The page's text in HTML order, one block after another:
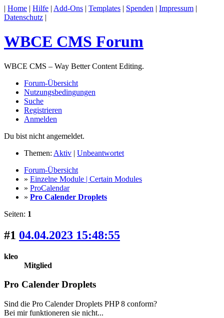
| Home | Hilfe | Add-Ons | Templates | Spenden | Impressum |
Datenschutz |
WBCE CMS Forum
WBCE CMS – Way Better Content Editing.
Forum-Übersicht
Nutzungsbedingungen
Suche
Registrieren
Anmelden
Du bist nicht angemeldet.
Themen: Aktiv | Unbeantwortet
Forum-Übersicht
» Einzelne Module | Certain Modules
» ProCalendar
» Pro Calender Droplets
Seiten: 1
#1 04.04.2023 15:48:55
kleo
Mitglied
Pro Calender Droplets
Sind die Pro Calender Droplets PHP 8 conform?
Bei mir funktioneren sie nicht...